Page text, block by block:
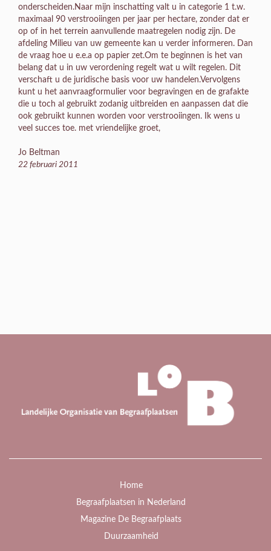
onderscheiden.Naar mijn inschatting valt u in categorie 1 t.w.
maximaal 90 verstrooiingen per jaar per hectare, zonder dat er
op of in het terrein aanvullende maatregelen nodig zijn. De
afdeling Milieu van uw gemeente kan u verder informeren. Dan
de vraag hoe u e.e.a op papier zet.Om te beginnen is het van
belang dat u in uw verordening regelt wat u wilt regelen. Dit
verschaft u de juridische basis voor uw handelen.Vervolgens
kunt u het aanvraagformulier voor begravingen en de grafakte
die u toch al gebruikt zodanig uitbreiden en aanpassen dat die
ook gebruikt kunnen worden voor verstrooiingen. Ik wens u
veel succes toe. met vriendelijke groet,
Jo Beltman
22 februari 2011
Home
Begraafplaatsen in Nederland
Magazine De Begraafplaats
Duurzaamheid